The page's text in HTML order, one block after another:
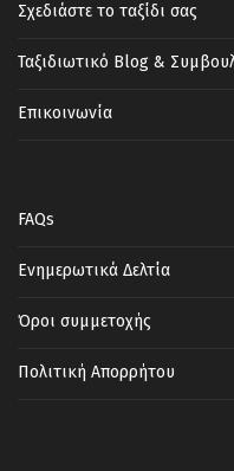
Μουσείο
αντικειμένων
αλλά και
Απόλλωνα, “ο
από τους
Σχεδιάστε το ταξίδι σας
Ταξιδιωτικό Blog &
Επικοινωνία
FAQs
Ενημερωτικά Δελτία
Όροι συμμετοχής
Πολιτική Απορρήτου